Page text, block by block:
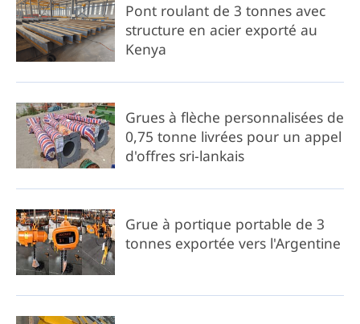
Pont roulant de 3 tonnes avec
structure en acier exporté au
Kenya
Grues à flèche personnalisées de
0,75 tonne livrées pour un appel
d'offres sri-lankais
Grue à portique portable de 3
tonnes exportée vers l'Argentine